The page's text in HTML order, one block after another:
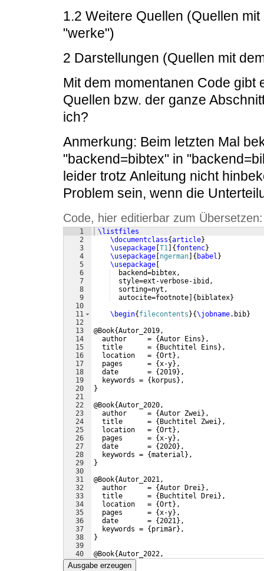
1.2 Weitere Quellen (Quellen
"werke")
2 Darstellungen (Quellen mit
Mit dem momentanen Code gibt
Quellen bzw. der ganze
ich?
Anmerkung: Beim letzten Mal
"backend=bibtex" in
leider trotz Anleitung nicht
Problem sein, wenn die
Code, hier editierbar zum Übersetzen:
1
2
3
4
5
6
7
8
9
10
11
12
13
14
15
16
17
18
19
20
21
22
23
24
25
26
27
28
29
30
31
32
33
34
35
36
37
38
39
40
41
\listfiles
\documentclass{article}
\usepackage T1 { fontenc}
\usepackage ngerman { babel }
\usepackage
  backend=bibtex,
  style=ext-verbose-ibid,
  sorting=nyt,
  autocite=footnote
{ biblatex}
\begin{ filecontents }{\jobname.bib}
@Book{Autor_2019,
  author     =
{Autor Eins } ,
  title      =
{ Buchtitel Eins } ,
  location   =
{Ort } ,
  pages      =
{x-y} ,
  date       =
{2019} ,
  keywords =
{ korpus } ,
}
@Book{Autor_2020,
  author     =
{Autor Zwei} ,
  title      =
{ Buchtitel Zwei} ,
  location   =
{Ort } ,
  pages      =
{x-y} ,
  date       =
{2020} ,
  keywords =
{material } ,
}
@Book{Autor_2021,
  author     =
{Autor Drei} ,
  title      =
{ Buchtitel Drei} ,
  location   =
{Ort } ,
  pages      =
{x-y} ,
  date       =
{2021} ,
  keywords =
{ primär} ,
}
@Book{Autor_2022,
  author     =
Ausgabe erzeugen